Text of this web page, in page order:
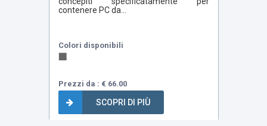
contenere PC da...
Colori disponibili
Prezzi da : € 66.00
SCOPRI DI PIÙ